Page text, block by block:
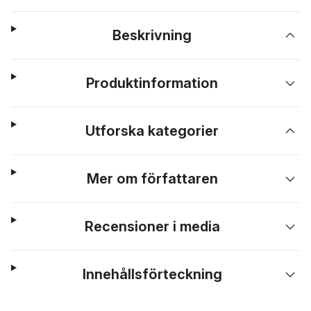
Beskrivning
Produktinformation
Utforska kategorier
Mer om författaren
Recensioner i media
Innehållsförteckning